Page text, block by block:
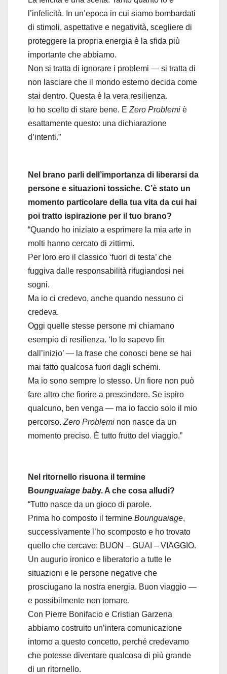
l’infelicità. In un’epoca in cui siamo bombardati
di stimoli, aspettative e negatività, scegliere di
proteggere la propria energia è la sfida più
importante che abbiamo.
Non si tratta di ignorare i problemi — si tratta di
non lasciare che il mondo esterno decida come
stai dentro. Questa è la vera resilienza.
Io ho scelto di stare bene. E Zero Problemi è
esattamente questo: una dichiarazione
d’intenti.”
Nel brano parli dell’importanza di liberarsi da
persone e situazioni tossiche. C’è stato un
momento particolare della tua vita da cui hai
poi tratto ispirazione per il tuo brano?
“Quando ho iniziato a esprimere la mia arte in
molti hanno cercato di zittirmi.
Per loro ero il classico ‘fuori di testa’ che
fuggiva dalle responsabilità rifugiandosi nei
sogni.
Ma io ci credevo, anche quando nessuno ci
credeva.
Oggi quelle stesse persone mi chiamano
esempio di resilienza. ‘Io lo sapevo fin
dall’inizio’ — la frase che conosci bene se hai
mai fatto qualcosa fuori dagli schemi.
Ma io sono sempre lo stesso. Un fiore non può
fare altro che fiorire a prescindere. Se ispiro
qualcuno, ben venga — ma io faccio solo il mio
percorso. Zero Problemi non nasce da un
momento preciso. È tutto frutto del viaggio.”
Nel ritornello risuona il termine
Bounguaiage baby. A che cosa alludi?
“Tutto nasce da un gioco di parole.
Prima ho composto il termine Bounguaiage,
successivamente l’ho scomposto e ho trovato
quello che cercavo: BUON – GUAI – VIAGGIO.
Un augurio ironico e liberatorio a tutte le
situazioni e le persone negative che
prosciugano la nostra energia. Buon viaggio —
e possibilmente non tornare.
Con Pierre Bonifacio e Cristian Garzena
abbiamo costruito un’intera comunicazione
intorno a questo concetto, perché credevamo
che potesse diventare qualcosa di più grande
di un ritornello.